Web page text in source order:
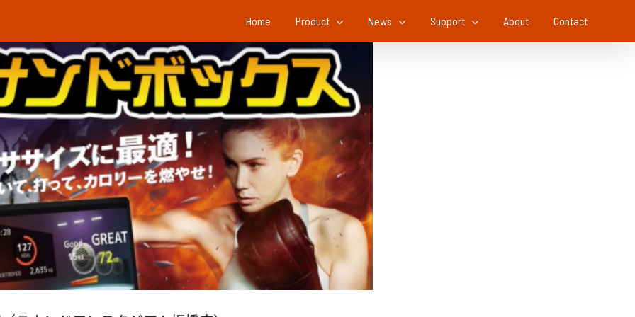
Home Product News Support About Contact
導入情報（ラウンドワンスタジアム板橋店）